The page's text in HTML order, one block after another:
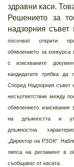
здравни каси.
Решението за
надзорния съвет
посочват открити
обявлението за конкурса
с изискваните
кандидатите трябва да
Според Надзорния съвет
несъответствие между
обявлението изисквания
на длъжността и
длъжностна
„Директор на РЗОК“.
липса на регламент в
съобщават от касата.